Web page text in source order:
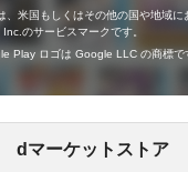
米国もしくはその他の国や地域
のサービスマークです。
Play ロゴは Google LLC の商標で
dマーケットストア